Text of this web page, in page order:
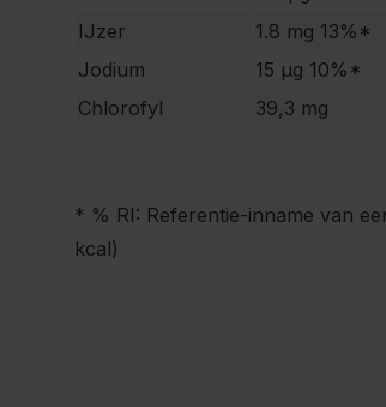
IJzer
1.8 mg 13%*
Jodium
15 μg 10%*
Chlorofyl
39,3 mg
* % RI: Referentie-inname van
kcal)